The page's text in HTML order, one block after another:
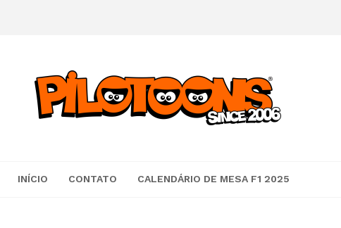
INÍCIO CONTATO CALENDÁRIO DE MESA F1 2025